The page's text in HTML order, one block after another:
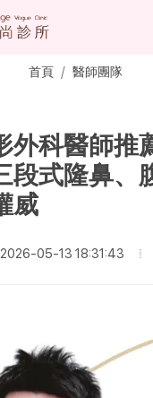
首頁 醫師團隊
外科醫師推
段式隆鼻、
威
05-13 18:31:43